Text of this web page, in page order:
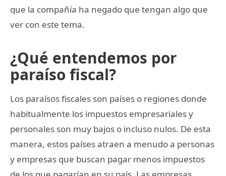
que la compañía ha negado que tengan algo que
ver con este tema.
¿Qué entendemos por
paraíso fiscal?
Los paraísos fiscales son países o regiones donde
habitualmente los impuestos empresariales y
personales son muy bajos o incluso nulos. De esta
manera, estos países atraen a menudo a personas
y empresas que buscan pagar menos impuestos